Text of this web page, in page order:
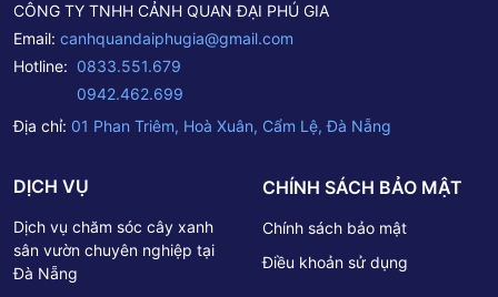
CÔNG TY TNHH CẢNH QUAN ĐẠI PHÚ GIA
Email: canhquandaiphugia@gmail.com
Hotline: 0833.551.679
0942.462.699
Địa chỉ: 01 Phan Triêm, Hoà Xuân, Cẩm Lệ, Đà Nẵng
DỊCH VỤ
Dịch vụ chăm sóc cây xanh
sân vườn chuyên nghiệp tại
Đà Nẵng
CHÍNH SÁCH BẢO MẬT
Chính sách bảo mật
Điều khoản sử dụng